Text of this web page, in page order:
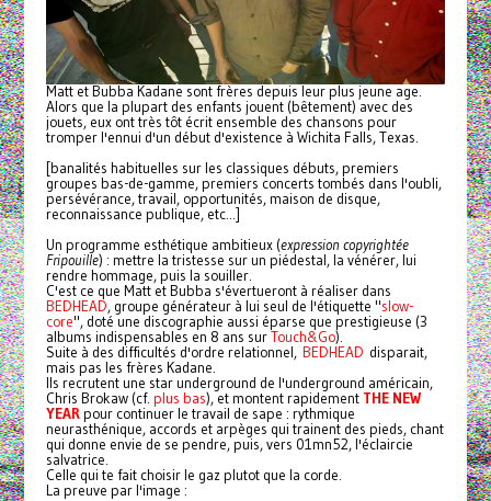
Matt et Bubba Kadane sont frères depuis leur plus jeune age.
Alors que la plupart des enfants jouent (bêtement) avec des
jouets, eux ont très tôt écrit ensemble des chansons pour
tromper l'ennui d'un début d'existence à Wichita Falls, Texas.
[banalités habituelles sur les classiques débuts, premiers
groupes bas-de-gamme, premiers concerts tombés dans l'oubli,
persévérance, travail, opportunités, maison de disque,
reconnaissance publique, etc...]
Un programme esthétique ambitieux (expression copyrightée
Fripouille) : mettre la tristesse sur un piédestal, la vénérer, lui
rendre hommage, puis la souiller.
C'est ce que Matt et Bubba s'évertueront à réaliser dans
BEDHEAD, groupe générateur à lui seul de l'étiquette "slow-
core", doté une discographie aussi éparse que prestigieuse (3
albums indispensables en 8 ans surTouch&Go).
Suite à des difficultés d'ordre relationnel, BEDHEAD disparait,
mais pas les frères Kadane.
Ils recrutent une star underground de l'underground américain,
Chris Brokaw (cf. plus bas), et montent rapidement THE NEW
YEARpour continuer le travail de sape : rythmique
neurasthénique, accords et arpèges qui trainent des pieds, chant
qui donne envie de se pendre, puis, vers 01mn52, l'éclaircie
salvatrice.
Celle qui te fait choisir le gaz plutot que la corde.
La preuve par l'image :